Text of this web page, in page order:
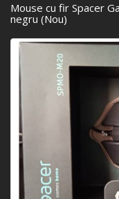
Mouse cu fir Spacer
negru (Nou)